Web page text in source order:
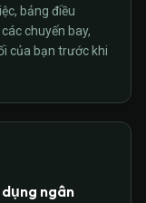
bảng điều
chuyến bay,
của bạn trước khi
ngân